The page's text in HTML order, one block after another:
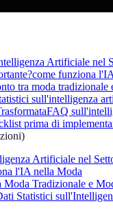
Artificiale nel
come funziona
tra moda tradizionale
sull'intelligenza
FAQ
prima di
)
Artificiale nel
l'IA nella Moda
Moda Tradizionale e
Statistici